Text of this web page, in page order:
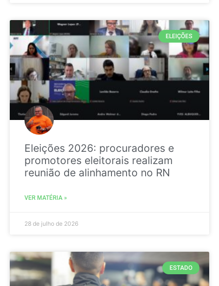
ELEIÇÕES
Eleições 2026: procuradores e
promotores eleitorais realizam
reunião de alinhamento no RN
VER MATÉRIA »
28 de julho de 2026
ESTADO